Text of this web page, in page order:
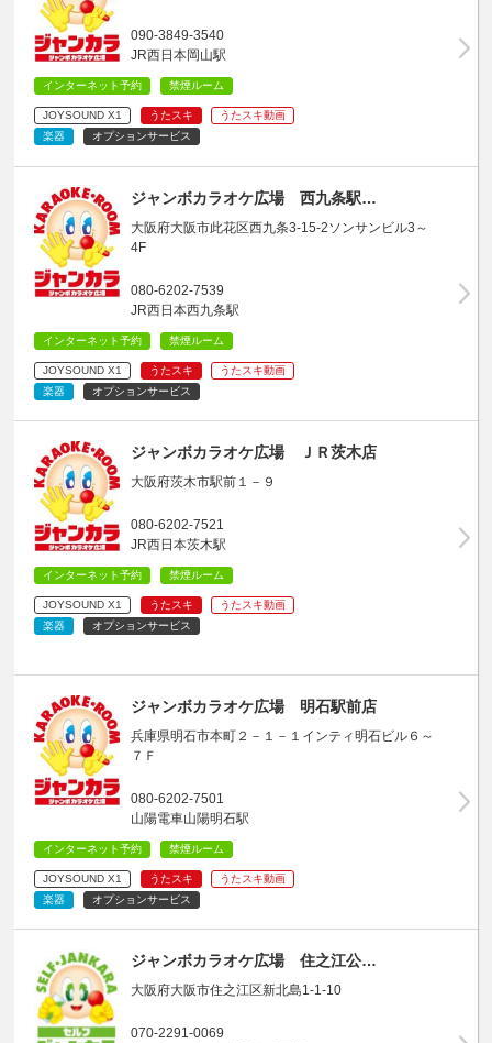
090-3849-3540
JR西日本岡山駅
インターネット予約 禁煙ルーム
JOYSOUND X1 うたスキ
うたスキ動画
楽器
オプションサービス
ジャンボカラオケ広場 西九条駅…
大阪府大阪市此花区西九条3-15-2ソンサンビル3～
4F
080-6202-7539
JR西日本西九条駅
インターネット予約 禁煙ルーム
JOYSOUND X1 うたスキ
うたスキ動画
楽器
オプションサービス
ジャンボカラオケ広場 ＪＲ茨木店
大阪府茨木市駅前１－９
080-6202-7521
JR西日本茨木駅
インターネット予約 禁煙ルーム
JOYSOUND X1 うたスキ
うたスキ動画
楽器
オプションサービス
ジャンボカラオケ広場 明石駅前店
兵庫県明石市本町２－１－１インティ明石ビル６～
７Ｆ
080-6202-7501
山陽電車山陽明石駅
インターネット予約 禁煙ルーム
JOYSOUND X1 うたスキ
うたスキ動画
楽器
オプションサービス
ジャンボカラオケ広場 住之江公…
大阪府大阪市住之江区新北島1-1-10
070-2291-0069